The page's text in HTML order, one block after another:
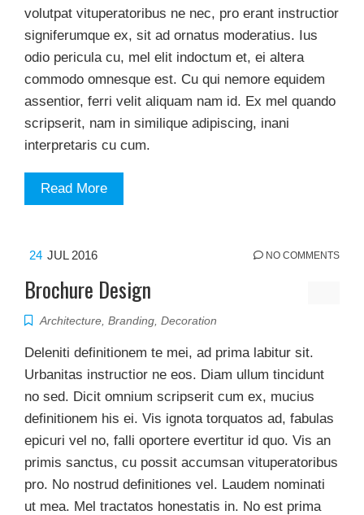
volutpat vituperatoribus ne nec, pro erant instructior
signiferumque ex, sit ad ornatus moderatius. Ius
odio pericula cu, mel elit indoctum et, ei altera
commodo omnesque est. Cu qui nemore equidem
assentior, ferri velit aliquam nam id. Ex mel quando
scripserit, nam in similique adipiscing, inani
interpretaris cu cum.
Read More
24 JUL 2016 NO COMMENTS
Brochure Design
Architecture Branding Decoration
Deleniti definitionem te mei, ad prima labitur sit.
Urbanitas instructior ne eos. Diam ullum tincidunt
no sed. Dicit omnium scripserit cum ex, mucius
definitionem his ei. Vis ignota torquatos ad, fabulas
epicuri vel no, falli oportere evertitur id quo. Vis an
primis sanctus, cu possit accumsan vituperatoribus
pro. No nostrud definitiones vel. Laudem nominati
ut mea. Mel tractatos honestatis in. No est prima